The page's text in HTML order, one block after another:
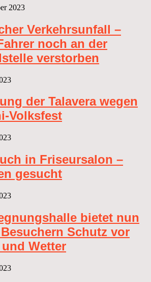
2023
Verkehrsunfall –
noch an der
verstorben
der Talavera wegen
Volksfest
in Friseursalon –
gesucht
bietet nun
Schutz vor
Wetter